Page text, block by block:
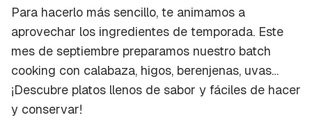
Para hacerlo más sencillo, te animamos a
aprovechar los ingredientes de temporada. Este
mes de septiembre preparamos nuestro batch
cooking con calabaza, higos, berenjenas, uvas…
¡Descubre platos llenos de sabor y fáciles de hacer
y conservar!